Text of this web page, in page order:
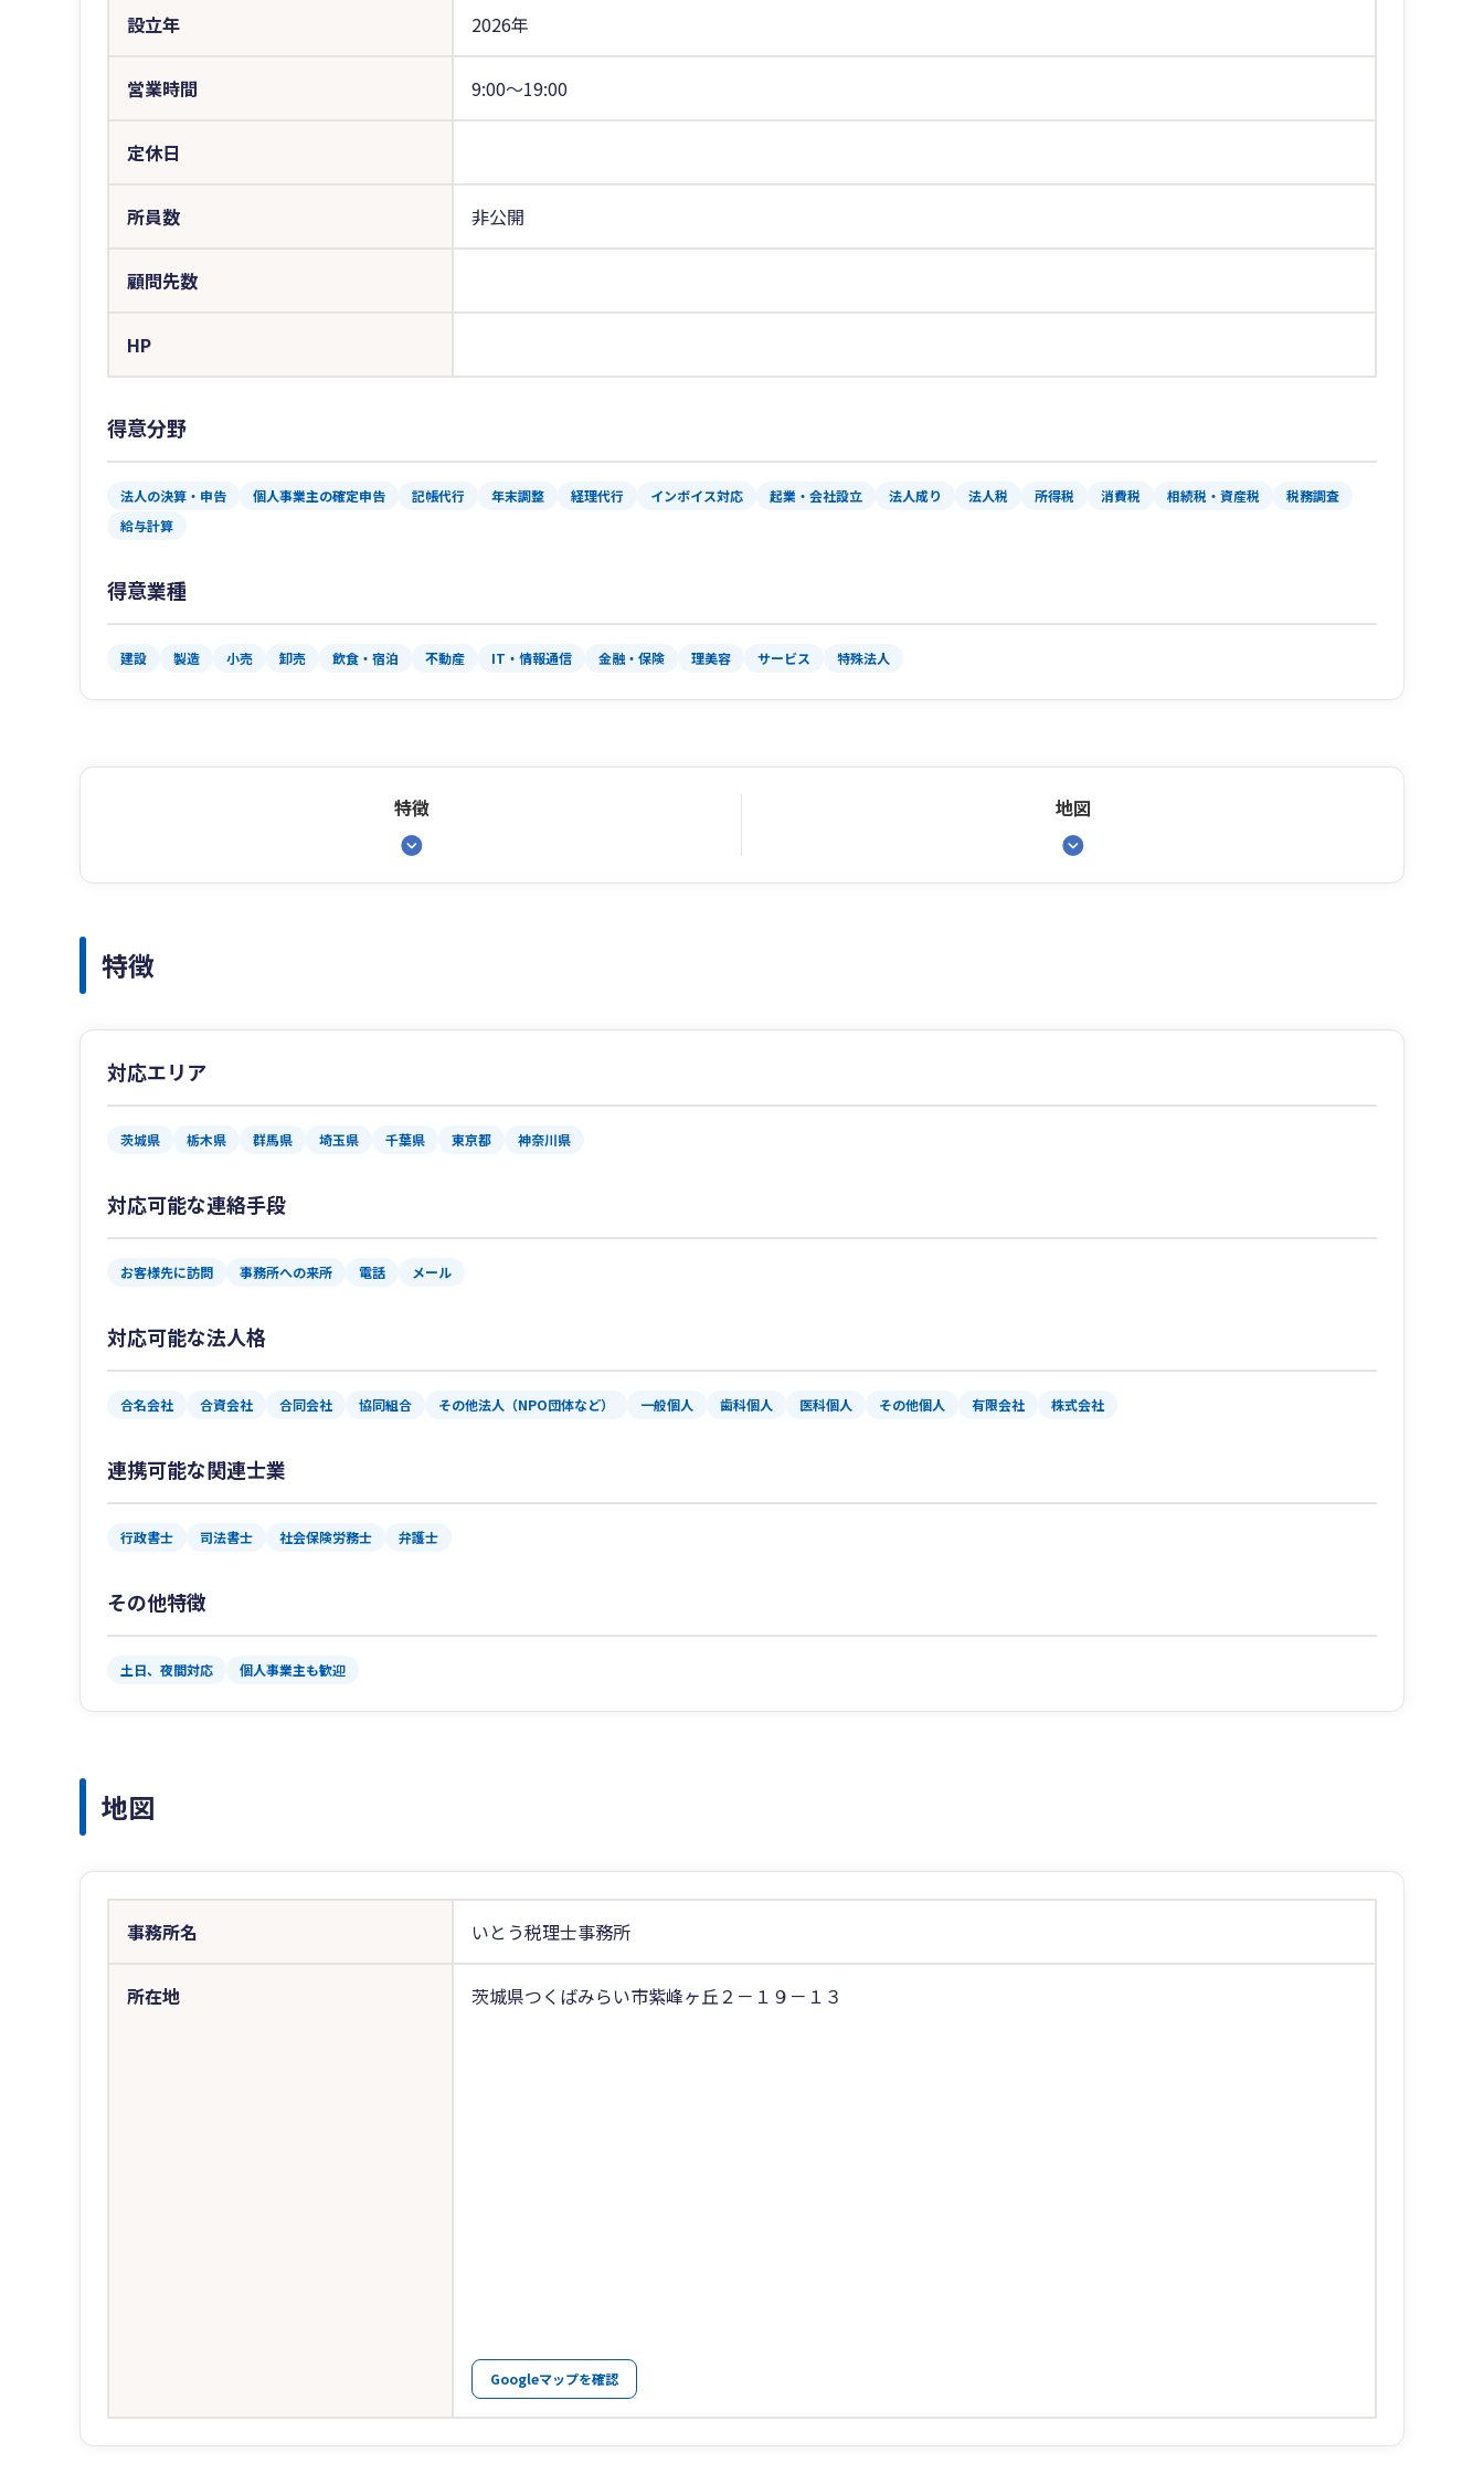
設立年 2026年
営業時間 9:00〜19:00
定休日
所員数 非公開
顧問先数
HP
得意分野
法人の決算・申告 個人事業主の確定申告 記帳代行 年末調整 経理代行 インボイス対応 起業・会社設立 法人成り 法人税 所得税 消費税 相続税・資産税
税務調査
給与計算
得意業種
建設 製造 小売 卸売 飲食・宿泊 不動産 IT・情報通信 金融・保険 理美容 サービス 特殊法人
特徴 地図
特徴
対応エリア
茨城県 栃木県 群馬県 埼玉県 千葉県 東京都 神奈川県
対応可能な連絡手段
お客様先に訪問 事務所への来所 電話 メール
対応可能な法人格
合名会社 合資会社 合同会社 協同組合 その他法人（NPO団体など） 一般個人 歯科個人 医科個人 その他個人 有限会社 株式会社
連携可能な関連士業
行政書士 司法書士 社会保険労務士 弁護士
その他特徴
土日、夜間対応 個人事業主も歓迎
地図
事務所名 いとう税理士事務所
所在地 茨城県つくばみらい市紫峰ヶ丘２－１９－１３
Googleマップを確認